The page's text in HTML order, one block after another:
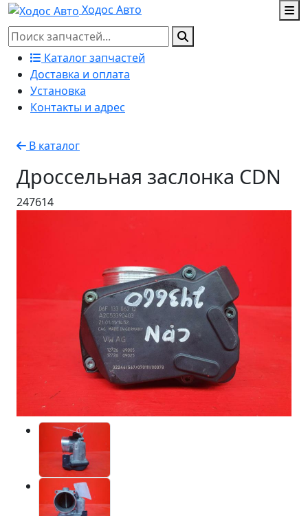
Ходос Авто
Каталог запчастей
Доставка и оплата
Установка
Контакты и адрес
В каталог
Дроссельная заслонка CDN
247614